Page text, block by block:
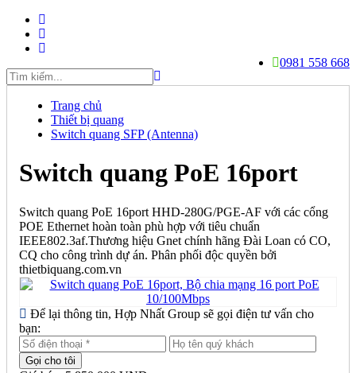
0981 558 668
Trang chủ
Thiết bị quang
Switch quang SFP (Antenna)
Switch quang PoE 16port
Switch quang PoE 16port HHD-280G/PGE-AF với các cổng
POE Ethernet hoàn toàn phù hợp với tiêu chuẩn
IEEE802.3af.Thương hiệu Gnet chính hãng Đài Loan có CO,
CQ cho công trình dự án. Phân phối độc quyền bởi
thietbiquang.com.vn
Để lại thông tin, Hợp Nhất Group sẽ gọi điện tư vấn cho
bạn: